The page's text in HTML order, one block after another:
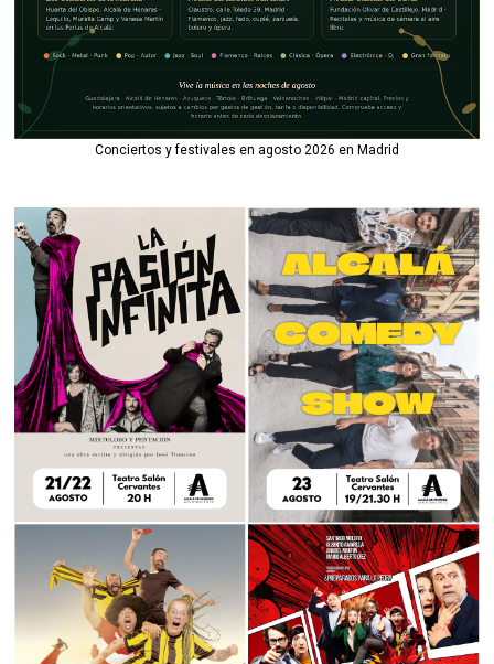
Conciertos y festivales en agosto 2026 en Madrid